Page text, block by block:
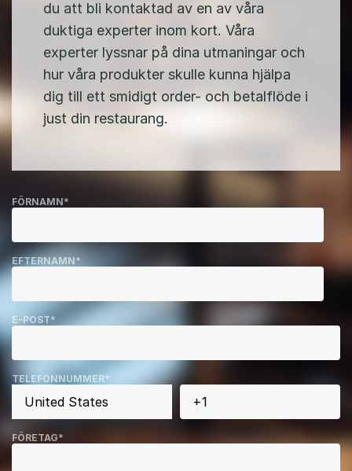
du att bli kontaktad av en av våra
duktiga experter inom kort. Våra
experter lyssnar på dina utmaningar och
hur våra produkter skulle kunna hjälpa
dig till ett smidigt order- och betalflöde i
just din restaurang.
FÖRNAMN*
EFTERNAMN*
E-POST*
TELEFONNUMMER*
FÖRETAG*